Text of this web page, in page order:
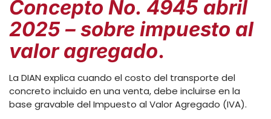
Concepto No. 4945 abril
2025 – sobre impuesto al
valor agregado.
La DIAN explica cuando el costo del transporte del
concreto incluido en una venta, debe incluirse en la
base gravable del Impuesto al Valor Agregado (IVA).